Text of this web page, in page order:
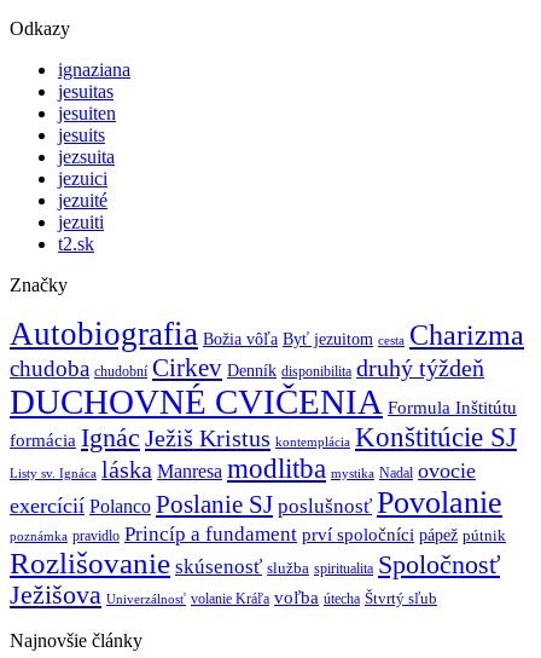
Odkazy
ignaziana
jesuitas
jesuiten
jesuits
jezsuita
jezuici
jezuité
jezuiti
t2.sk
Značky
Autobiografia Božia vôľa Byť jezuitom cesta Charizma
chudoba chudobní Cirkev Denník disponibilita druhý týždeň
DUCHOVNÉ CVIČENIA Formula Inštitútu
formácia Ignác Ježiš Kristus kontemplácia Konštitúcie SJ
Listy sv. Ignáca láska Manresa modlitba mystika Nadal ovocie
exercícií Polanco Poslanie SJ poslušnosť Povolanie
poznámka pravidlo Princíp a fundament prví spoločníci pápež pútnik
Rozlišovanie skúsenosť služba spiritualita Spoločnosť
Ježišova Univerzálnosť volanie Kráľa voľba útecha Štvrtý sľub
Najnovšie články